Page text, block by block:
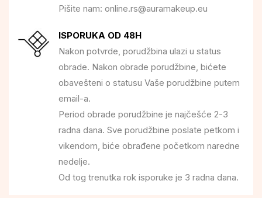
Pišite nam: online.rs@auramakeup.eu
ISPORUKA OD 48H
Nakon potvrde, porudžbina ulazi u status
obrade. Nakon obrade porudžbine, bićete
obavešteni o statusu Vaše porudžbine putem
email-a.
Period obrade porudžbine je najčešće 2-3
radna dana. Sve porudžbine poslate petkom i
vikendom, biće obrađene početkom naredne
nedelje.
Od tog trenutka rok isporuke je 3 radna dana.